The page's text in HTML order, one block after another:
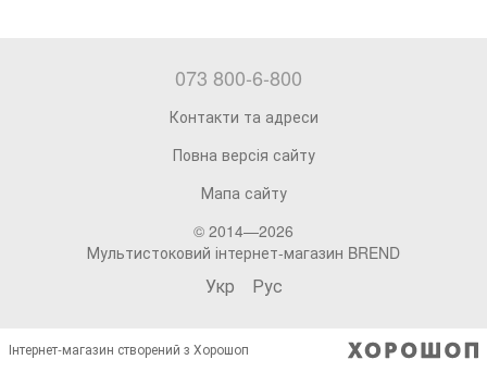
073 800-6-800
Контакти та адреси
Повна версія сайту
Мапа сайту
© 2014—2026
Мультистоковий інтернет-магазин BREND
Укр Рус
Інтернет-магазин створений з Хорошоп